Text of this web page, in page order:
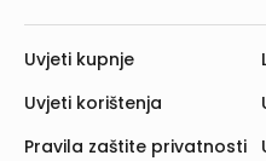
Uvjeti kupnje
Uvjeti korištenja
Pravila zaštite privatnosti